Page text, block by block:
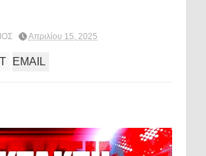
Απριλίου 15, 2025
EMAIL